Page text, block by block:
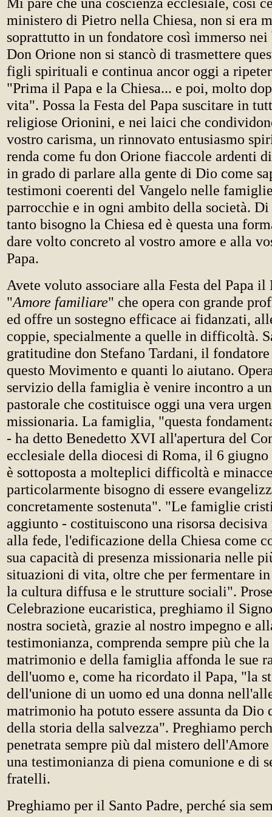
ministero di Pietro nella Chiesa, non si era
soprattutto in un fondatore così immerso
Don Orione non si stancò di trasmettere
figli spirituali e continua ancor oggi a
"Prima il Papa e la Chiesa... e poi, molto
vita". Possa la Festa del Papa suscitare in
religiose Orionini, e nei laici che
vostro carisma, un rinnovato entusiasmo
renda come fu don Orione fiaccole ardenti
in grado di parlare alla gente di Dio come
testimoni coerenti del Vangelo nelle
parrocchie e in ogni ambito della società. Di
tanto bisogno la Chiesa ed è questa una
dare volto concreto al vostro amore e alla
Papa.
Avete voluto associare alla Festa del Papa
"Amore familiare" che opera con grande
ed offre un sostegno efficace ai fidanzati,
coppie, specialmente a quelle in difficoltà.
gratitudine don Stefano Tardani, il
questo Movimento e quanti lo aiutano.
servizio della famiglia è venire incontro a
pastorale che costituisce oggi una vera
missionaria. La famiglia, "questa
- ha detto Benedetto XVI all'apertura del
ecclesiale della diocesi di Roma, il 6
è sottoposta a molteplici difficoltà e
particolarmente bisogno di essere
concretamente sostenuta". "Le famiglie
aggiunto - costituiscono una risorsa
alla fede, l'edificazione della Chiesa come
sua capacità di presenza missionaria nelle
situazioni di vita, oltre che per fermentare
la cultura diffusa e le strutture sociali".
Celebrazione eucaristica, preghiamo il
nostra società, grazie al nostro impegno e
testimonianza, comprenda sempre più che
matrimonio e della famiglia affonda le sue
dell'uomo e, come ha ricordato il Papa, "la
dell'unione di un uomo ed una donna
matrimonio ha potuto essere assunta da Dio
della storia della salvezza". Preghiamo
penetrata sempre più dal mistero
una testimonianza di piena comunione e di
fratelli.
Preghiamo per il Santo Padre, perché sia